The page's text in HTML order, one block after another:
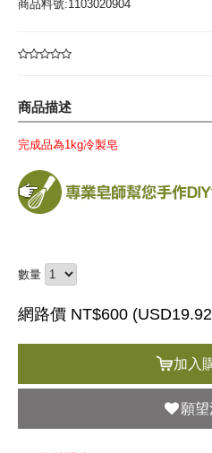
商品料號:1103020904
商品描述
完成品為1kg冷製皂
數量
網路價 NT$600 (USD
加入
願